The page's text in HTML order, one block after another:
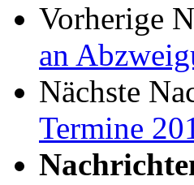
Vorherige
an
Nächste
Termine